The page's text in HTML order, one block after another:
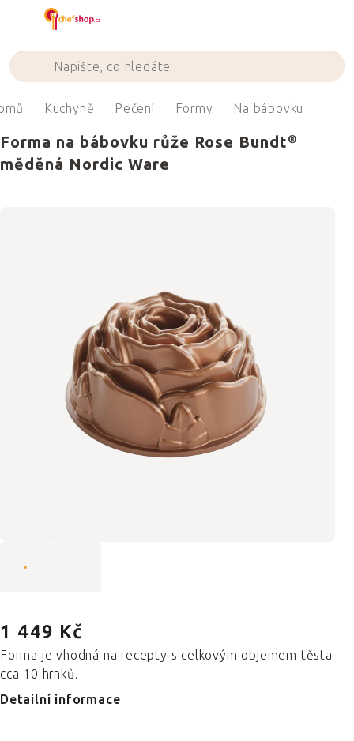
Kuchyně Pečení Formy Na bábovku
Forma na bábovku růže Rose Bundt®
měděná Nordic Ware
1 449 Kč
Forma je vhodná na recepty s celkovým objemem těsta
cca 10 hrnků.
Detailní informace